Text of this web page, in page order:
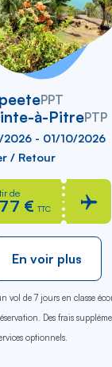
PPT
à-PitrePTP
2026 - 01/10/2026
/ Retour
de
€ TTC
En voir plus
vol de 7 jours en classe
Des frais
optionnels.